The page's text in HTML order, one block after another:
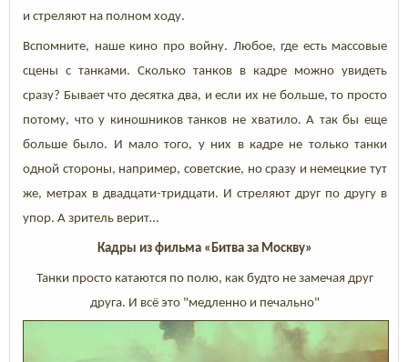
и стреляют на полном ходу.
Вспомните, наше кино про войну. Любое, где есть массовые
сцены с танками. Сколько танков в кадре можно увидеть
сразу? Бывает что десятка два, и если их не больше, то просто
потому, что у киношников танков не хватило. А так бы еще
больше было. И мало того, у них в кадре не только танки
одной стороны, например, советские, но сразу и немецкие тут
же, метрах в двадцати-тридцати. И стреляют друг по другу в
упор. А зритель верит…
Кадры из фильма «Битва за Москву»
Танки просто катаются по полю, как будто не замечая друг
друга. И всё это "медленно и печально"